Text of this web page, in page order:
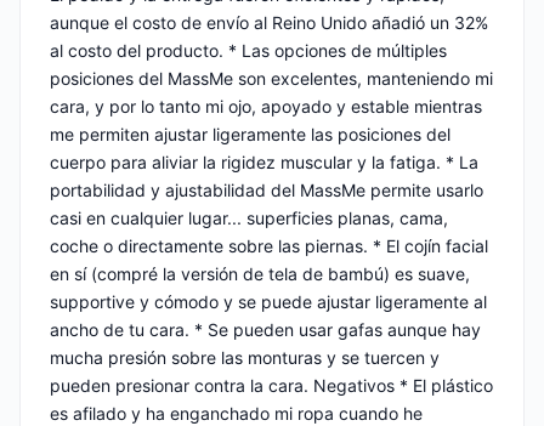
aunque el costo de envío al Reino Unido añadió un 32%
al costo del producto. * Las opciones de múltiples
posiciones del MassMe son excelentes, manteniendo mi
cara, y por lo tanto mi ojo, apoyado y estable mientras
me permiten ajustar ligeramente las posiciones del
cuerpo para aliviar la rigidez muscular y la fatiga. * La
portabilidad y ajustabilidad del MassMe permite usarlo
casi en cualquier lugar... superficies planas, cama,
coche o directamente sobre las piernas. * El cojín facial
en sí (compré la versión de tela de bambú) es suave,
supportive y cómodo y se puede ajustar ligeramente al
ancho de tu cara. * Se pueden usar gafas aunque hay
mucha presión sobre las monturas y se tuercen y
pueden presionar contra la cara. Negativos * El plástico
es afilado y ha enganchado mi ropa cuando he